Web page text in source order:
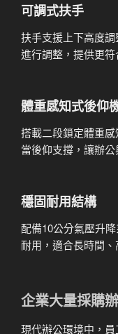
可調式扶手
扶手支援上下高度
進行調整，提供更
體重感知式後仰
搭載二段鎖定體重
當後仰支撐，讓辦
穩固耐用結構
配備10公分氣壓升
耐用，適合長時間
企業大量採購
現代辦公環境中，